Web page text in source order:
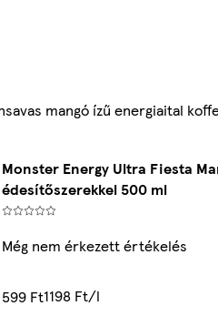
mangó ízű energiaital
Monster Energy Ultra Fiesta
édesítőszerekkel 500 ml
Még nem érkezett értékelés
599 Ft1198 Ft/l